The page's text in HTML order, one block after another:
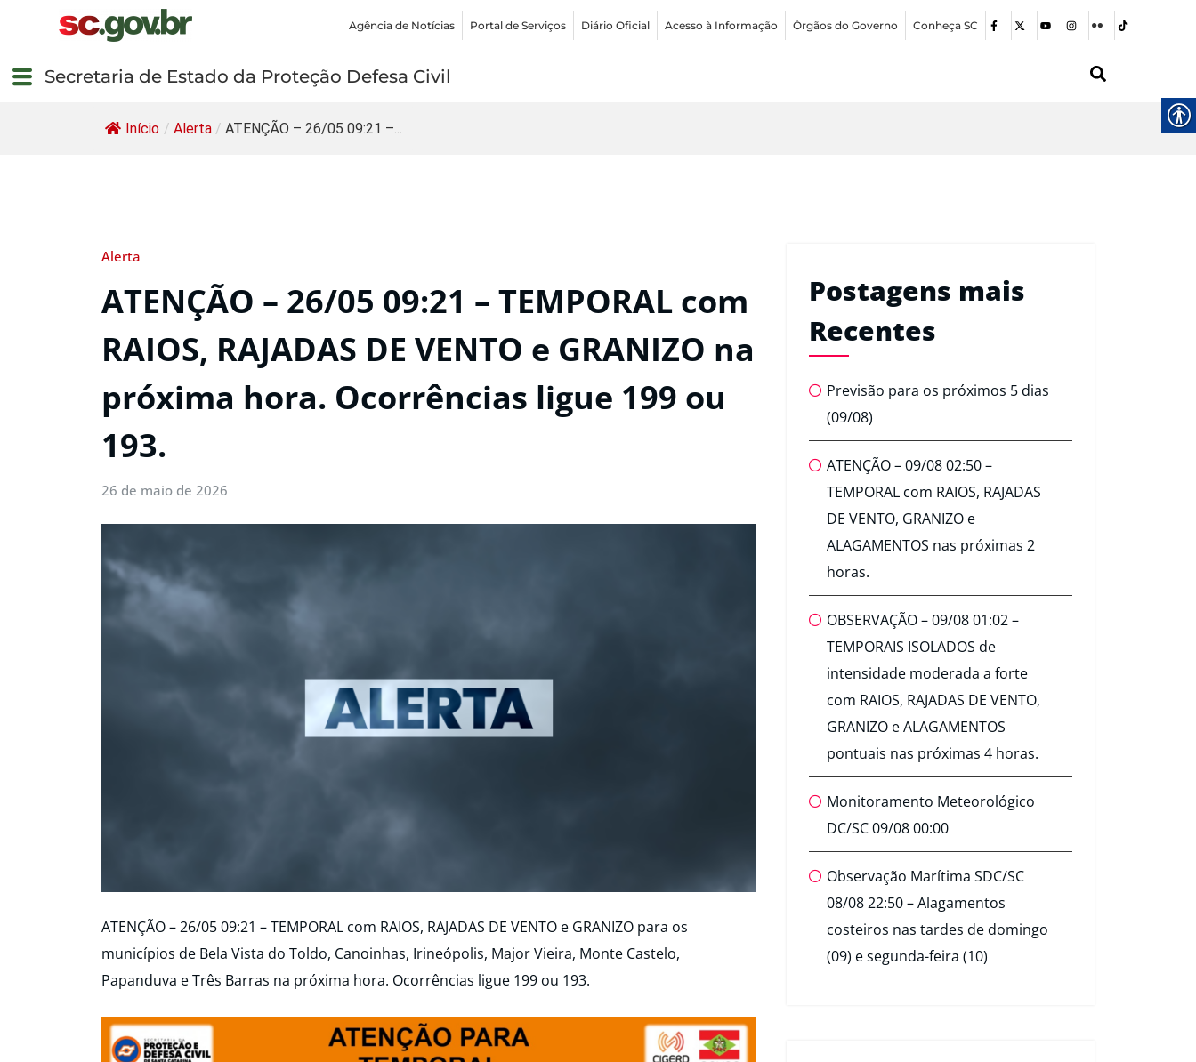
Agência de Notícias Portal de Serviços Diário Oficial Acesso à Informação Órgãos do Governo Conheça SC
Secretaria de Estado da Proteção Defesa Civil
Início / Alerta / ATENÇÃO – 26/05 09:21 –...
Alerta
ATENÇÃO – 26/05 09:21 – TEMPORAL com
RAIOS, RAJADAS DE VENTO e GRANIZO na
próxima hora. Ocorrências ligue 199 ou
193.
26 de maio de 2026
ATENÇÃO – 26/05 09:21 – TEMPORAL com RAIOS, RAJADAS DE VENTO e GRANIZO para os
municípios de Bela Vista do Toldo, Canoinhas, Irineópolis, Major Vieira, Monte Castelo,
Papanduva e Três Barras na próxima hora. Ocorrências ligue 199 ou 193.
Postagens mais
Recentes
Previsão para os próximos 5 dias
(09/08)
ATENÇÃO – 09/08 02:50 –
TEMPORAL com RAIOS, RAJADAS
DE VENTO, GRANIZO e
ALAGAMENTOS nas próximas 2
horas.
OBSERVAÇÃO – 09/08 01:02 –
TEMPORAIS ISOLADOS de
intensidade moderada a forte
com RAIOS, RAJADAS DE VENTO,
GRANIZO e ALAGAMENTOS
pontuais nas próximas 4 horas.
Monitoramento Meteorológico
DC/SC 09/08 00:00
Observação Marítima SDC/SC
08/08 22:50 – Alagamentos
costeiros nas tardes de domingo
(09) e segunda-feira (10)